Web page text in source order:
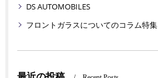
DS AUTOMOBILES
フロントガラスについてのコラム特集